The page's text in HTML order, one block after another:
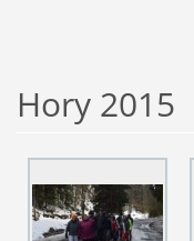
Hory 2015